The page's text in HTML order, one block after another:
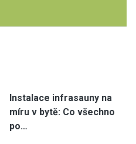
Instalace infrasauny na
míru v bytě: Co všechno
po…